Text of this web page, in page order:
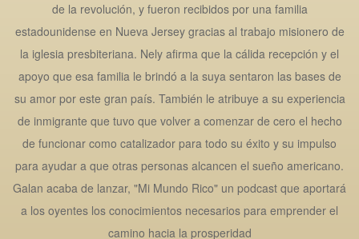
de la revolución, y fueron recibidos por una familia
estadounidense en Nueva Jersey gracias al trabajo misionero de
la iglesia presbiteriana. Nely afirma que la cálida recepción y el
apoyo que esa familia le brindó a la suya sentaron las bases de
su amor por este gran país. También le atribuye a su experiencia
de inmigrante que tuvo que volver a comenzar de cero el hecho
de funcionar como catalizador para todo su éxito y su impulso
para ayudar a que otras personas alcancen el sueño americano.
Galan acaba de lanzar, "Mi Mundo Rico" un podcast que aportará
a los oyentes los conocimientos necesarios para emprender el
camino hacia la prosperidad